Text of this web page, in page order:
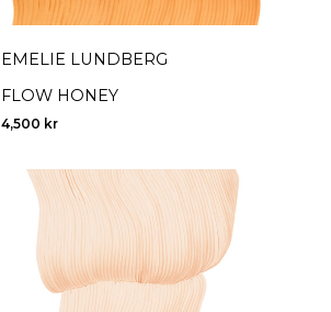
EMELIE LUNDBERG
FLOW HONEY
4,500 kr